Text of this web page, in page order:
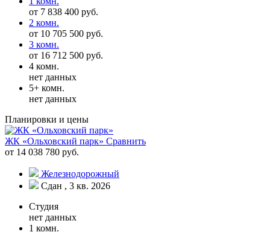
от 7 838 400 руб.
2 комн.
от 10 705 500 руб.
3 комн.
от 16 712 500 руб.
4 комн.
нет данных
5+ комн.
нет данных
Планировки и цены
ЖК «Ольховский парк» Сравнить
от 14 038 780 руб.
Железнодорожный
Сдан , 3 кв. 2026
Студия
нет данных
1 комн.